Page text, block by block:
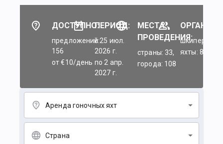
ДОСТУПНО:
предложений:
156
от €10/день
ПЕРИОД:
c 25 июл.
2026 г.
по 2 апр.
2027 г.
МЕСТА
ПРОВЕДЕНИЯ:
страны: 33,
города: 108
шкиперы: 45,
яхты: 84
Аренда гоночных яхт
Страна